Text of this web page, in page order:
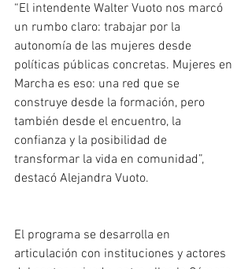
“El intendente Walter Vuoto nos marcó
un rumbo claro: trabajar por la
autonomía de las mujeres desde
políticas públicas concretas. Mujeres en
Marcha es eso: una red que se
construye desde la formación, pero
también desde el encuentro, la
confianza y la posibilidad de
transformar la vida en comunidad”,
destacó Alejandra Vuoto.
El programa se desarrolla en
articulación con instituciones y actores